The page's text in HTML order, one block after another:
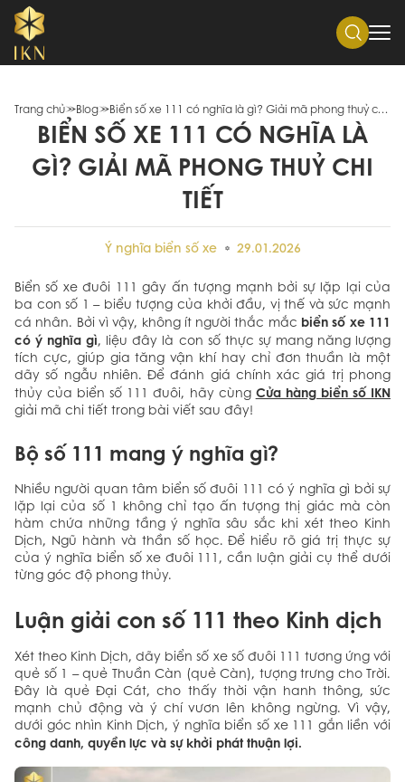
Trang chủ Blog Biển số xe 111 có nghĩa là gì? Giải mã phong thuỷ chi tiết
BIỂN SỐ XE 111 CÓ NGHĨA LÀ
GÌ? GIẢI MÃ PHONG THUỶ CHI
TIẾT
Ý nghĩa biển số xe 29.01.2026
Biển số xe đuôi 111 gây ấn tượng mạnh bởi sự lặp lại của
ba con số 1 – biểu tượng của khởi đầu, vị thế và sức mạnh
cá nhân. Bởi vì vậy, không ít người thắc mắc biển số xe 111
có ý nghĩa gì, liệu đây là con số thực sự mang năng lượng
tích cực, giúp gia tăng vận khí hay chỉ đơn thuần là một
dãy số ngẫu nhiên. Để đánh giá chính xác giá trị phong
thủy của biển số 111 đuôi, hãy cùng Cửa hàng biển số IKN
giải mã chi tiết trong bài viết sau đây!
Bộ số 111 mang ý nghĩa gì?
Nhiều người quan tâm biển số đuôi 111 có ý nghĩa gì bởi sự
lặp lại của số 1 không chỉ tạo ấn tượng thị giác mà còn
hàm chứa những tầng ý nghĩa sâu sắc khi xét theo Kinh
Dịch, Ngũ hành và thần số học. Để hiểu rõ giá trị thực sự
của ý nghĩa biển số xe đuôi 111, cần luận giải cụ thể dưới
từng góc độ phong thủy.
Luận giải con số 111 theo Kinh dịch
Xét theo Kinh Dịch, dãy biển số xe số đuôi 111 tương ứng với
quẻ số 1 – quẻ Thuần Càn (quẻ Càn), tượng trưng cho Trời.
Đây là quẻ Đại Cát, cho thấy thời vận hanh thông, sức
mạnh chủ động và ý chí vươn lên không ngừng. Vì vậy,
dưới góc nhìn Kinh Dịch, ý nghĩa biển số xe 111 gắn liền với
công danh, quyền lực và sự khởi phát thuận lợi.